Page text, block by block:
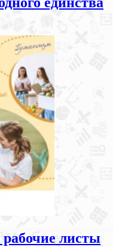
рабочие листы